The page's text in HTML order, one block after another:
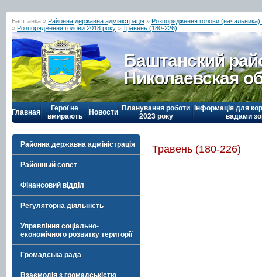
Баштанка » Районна державна адміністрація » Розпорядження голови (начальника)
» Розпорядження голови 2018 року » Травень (180-226)
Баштанский
Николаевская
Главная
Герої не
вмирають
Новости Планування роботи
2023 року
Інформація для
вадами
Районна державна адміністрація
Районный совет
Фінансовий відділ
Регуляторна діяльність
Управління соціально-
економічного розвитку території
Громадська рада
Взаємодія з громадськістю
Травень (180-226)